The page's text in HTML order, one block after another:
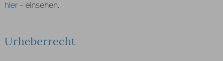
hier - einsehen.
Urheberrecht